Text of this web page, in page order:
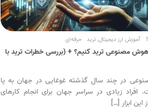
آموزش ارز دیجیتال, ترید حرفه‌ای
هوش مصنوعی ترید کنیم؟ + (بررسی خطرات ترید با
در چند سال گذشته غوغایی در جهان به پا
افراد زیادی در سراسر جهان برای انجام کارهای
این ابزار […]